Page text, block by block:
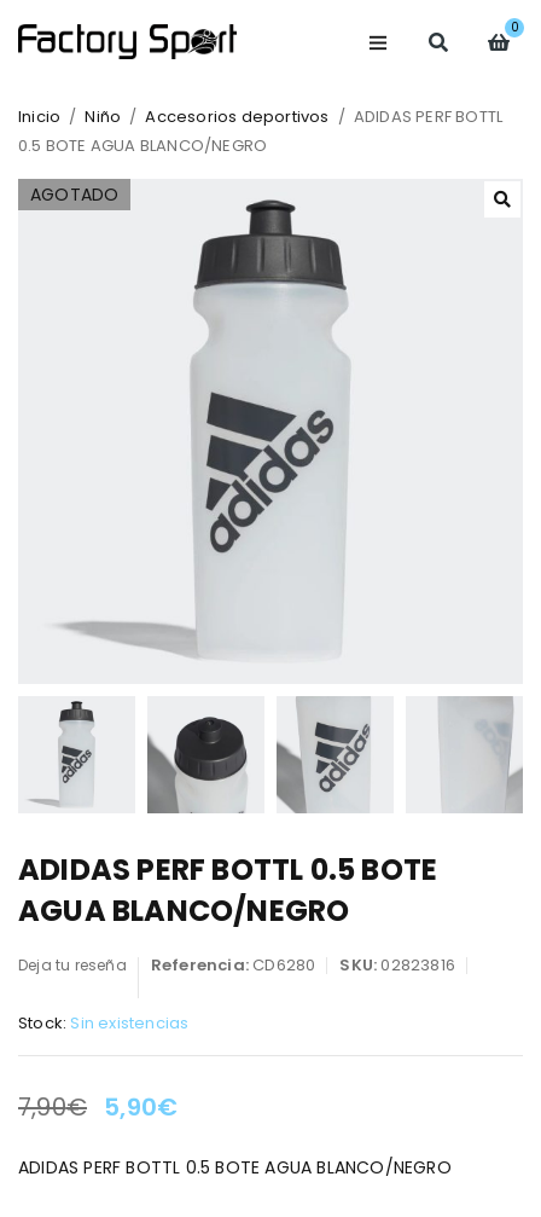
0
Inicio / Niño / Accesorios deportivos / ADIDAS PERF BOTTL
0.5 BOTE AGUA BLANCO/NEGRO
AGOTADO
ADIDAS PERF BOTTL 0.5 BOTE
AGUA BLANCO/NEGRO
Deja tu reseña Referencia: CD6280 SKU:02823816
Stock: Sin existencias
LA OFERTA TERMINA EN:
7,90€ 5,90€
ADIDAS PERF BOTTL 0.5 BOTE AGUA BLANCO/NEGRO